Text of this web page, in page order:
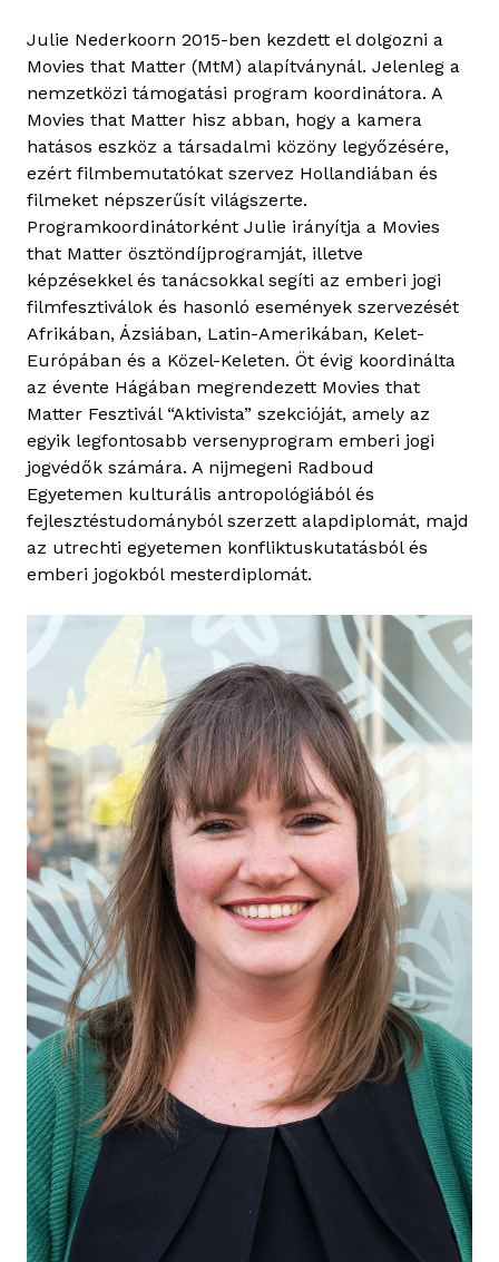
i
h
á
y
S
c
h
w
e
c
h
t
j
e
Julie Nederkoorn 2015-ben kezdett el dolgozni a
Movies that Matter (MtM) alapítványnál. Jelenleg a
nemzetközi támogatási program koordinátora. A
Movies that Matter hisz abban, hogy a kamera
hatásos eszköz a társadalmi közöny legyőzésére,
ezért filmbemutatókat szervez Hollandiában és
filmeket népszerűsít világszerte.
Programkoordinátorként Julie irányítja a Movies
that Matter ösztöndíjprogramját, illetve
képzésekkel és tanácsokkal segíti az emberi jogi
filmfesztiválok és hasonló események szervezését
Afrikában, Ázsiában, Latin-Amerikában, Kelet-
Európában és a Közel-Keleten. Öt évig koordinálta
az évente Hágában megrendezett Movies that
Matter Fesztivál “Aktivista” szekcióját, amely az
egyik legfontosabb versenyprogram emberi jogi
jogvédők számára. A nijmegeni Radboud
Egyetemen kulturális antropológiából és
fejlesztéstudományból szerzett alapdiplomát, majd
az utrechti egyetemen konfliktuskutatásból és
emberi jogokból mesterdiplomát.